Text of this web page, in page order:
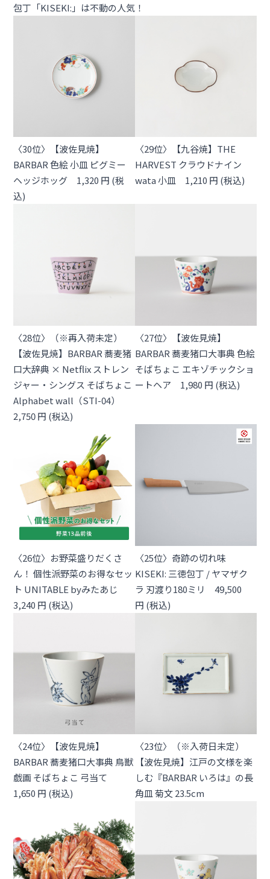
包丁 「KISEKI:」 は不動の人気！
〈30位〉【波佐見焼】
BARBAR 色絵 小皿 ピグミー
ヘッジホッグ 1,320 円 (税
込)
〈29位〉【九谷焼】THE
HARVEST クラウドナイン
wata 小皿 1,210 円 (税込)
〈28位〉（※再入荷未定）
【波佐見焼】BARBAR 蕎麦猪
口大辞典 × Netflix ストレン
ジャー・シングス そばちょこ
Alphabet wall（STI-04）
2,750 円 (税込)
〈27位〉【波佐見焼】
BARBAR 蕎麦猪口大事典 色絵
そばちょこ エキゾチックショ
ートヘア 1,980 円 (税込)
〈26位〉お野菜盛りだくさ
ん！ 個性派野菜のお得なセッ
ト UNITABLE byみたあじ
3,240 円 (税込)
〈25位〉奇跡の切れ味
KISEKI: 三徳包丁 / ヤマザク
ラ 刃渡り180ミリ 49,500
円 (税込)
〈24位〉【波佐見焼】
BARBAR 蕎麦猪口大事典 鳥獣
戯画 そばちょこ 弓当て
1,650 円 (税込)
〈23位〉（※入荷日未定）
【波佐見焼】江戸の文様を楽
しむ『BARBAR いろは』の長
角皿 菊文 23.5cm